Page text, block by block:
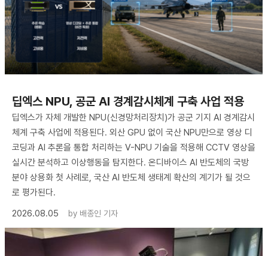
딥엑스 NPU, 공군 AI 경계감시체계 구축 사업 적용
딥엑스가 자체 개발한 NPU(신경망처리장치)가 공군 기지 AI 경계감시
체계 구축 사업에 적용된다. 외산 GPU 없이 국산 NPU만으로 영상 디
코딩과 AI 추론을 통합 처리하는 V-NPU 기술을 적용해 CCTV 영상을
실시간 분석하고 이상행동을 탐지한다. 온디바이스 AI 반도체의 국방
분야 상용화 첫 사례로, 국산 AI 반도체 생태계 확산의 계기가 될 것으
로 평가된다.
2026.08.05
by 배종인 기자